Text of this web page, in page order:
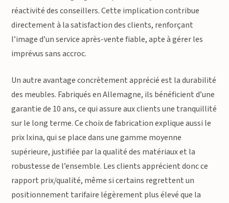
réactivité des conseillers. Cette implication contribue
directement à la satisfaction des clients, renforçant
l’image d’un service après-vente fiable, apte à gérer les
imprévus sans accroc.
Un autre avantage concrètement apprécié est la durabilité
des meubles. Fabriqués en Allemagne, ils bénéficient d’une
garantie de 10 ans, ce qui assure aux clients une tranquillité
sur le long terme. Ce choix de fabrication explique aussi le
prix Ixina, qui se place dans une gamme moyenne
supérieure, justifiée par la qualité des matériaux et la
robustesse de l’ensemble. Les clients apprécient donc ce
rapport prix/qualité, même si certains regrettent un
positionnement tarifaire légèrement plus élevé que la